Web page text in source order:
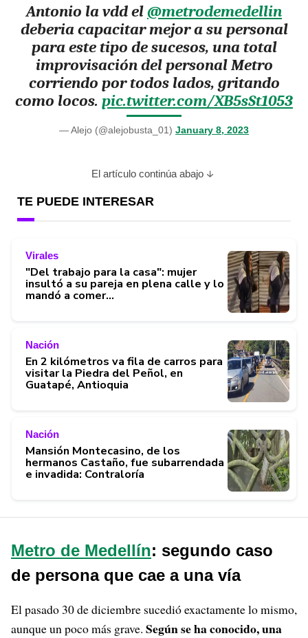
Antonio la vdd el@metrodemedellin
deberia capacitar mejor a su personal
para este tipo de sucesos, una total
improvisación del personal Metro
corriendo por todos lados, gritando
como locos. pic.twitter.com/XB5sSt1053
— Alejo (@alejobusta_01) January 8, 2023
El artículo continúa abajo
TE PUEDE INTERESAR
Virales
"Del trabajo para la casa": mujer
insultó a su pareja en plena calle y lo
mandó a comer...
Nación
En 2 kilómetros va fila de carros para
visitar la Piedra del Peñol, en
Guatapé, Antioquia
Nación
Mansión Montecasino, de los
hermanos Castaño, fue subarrendada
e invadida: Contraloría
Metro de Medellín: segundo caso
de persona que cae a una vía
El pasado 30 de diciembre sucedió exactamente lo mismo,
aunque un poco más grave. Según se ha conocido, una